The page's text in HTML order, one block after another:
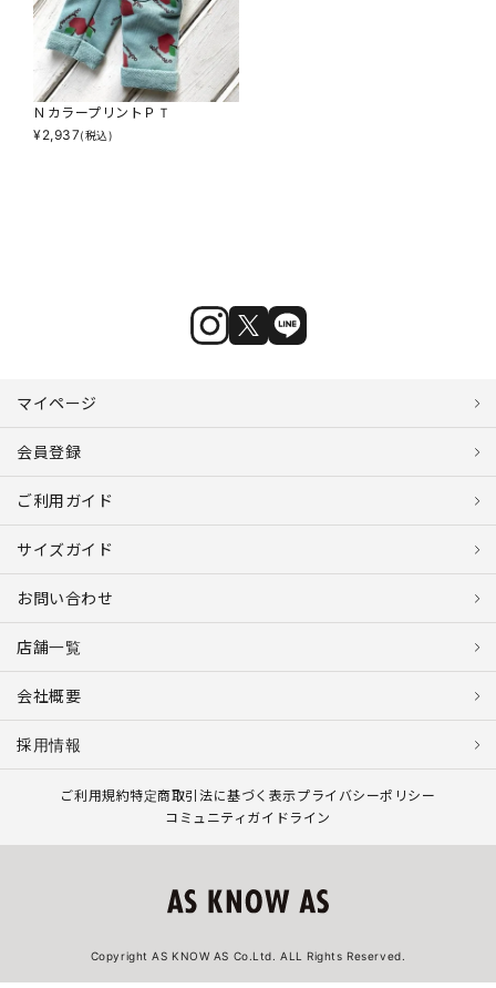
ＮカラープリントＰＴ
¥2,937(税込)
マイページ
会員登録
ご利用ガイド
サイズガイド
お問い合わせ
店舗一覧
会社概要
採用情報
ご利用規約特定商取引法に基づく表示プライバシーポリシー
コミュニティガイドライン
Copyright AS KNOW AS Co.Ltd. ALL Rights Reserved.